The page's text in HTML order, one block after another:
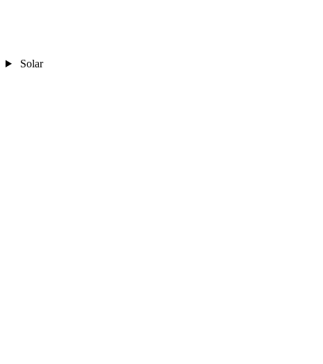
Solar